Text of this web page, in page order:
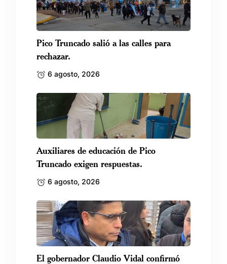
Pico Truncado salió a las calles para
rechazar.
6 agosto, 2026
Auxiliares de educación de Pico
Truncado exigen respuestas.
6 agosto, 2026
El gobernador Claudio Vidal confirmó